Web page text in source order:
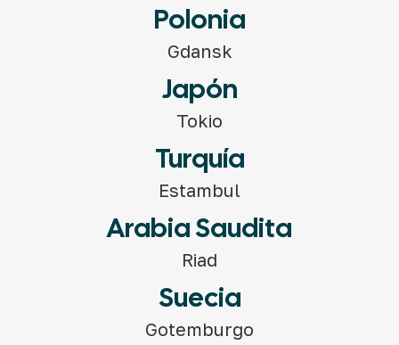
Polonia
Gdansk
Japón
Tokio
Turquía
Estambul
Arabia Saudita
Riad
Suecia
Gotemburgo